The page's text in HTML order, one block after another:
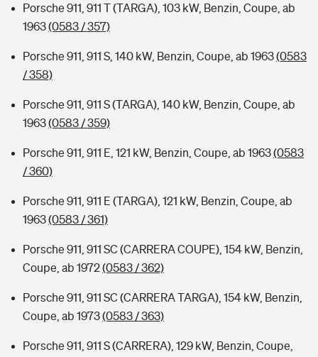
Porsche 911, 911 T (TARGA), 103 kW, Benzin, Coupe, ab
1963(0583 / 357)
Porsche 911, 911 S, 140 kW, Benzin, Coupe, ab 1963(0583
/ 358)
Porsche 911, 911 S (TARGA), 140 kW, Benzin, Coupe, ab
1963(0583 / 359)
Porsche 911, 911 E, 121 kW, Benzin, Coupe, ab 1963(0583
/ 360)
Porsche 911, 911 E (TARGA), 121 kW, Benzin, Coupe, ab
1963(0583 / 361)
Porsche 911, 911 SC (CARRERA COUPE), 154 kW, Benzin,
Coupe, ab 1972(0583 / 362)
Porsche 911, 911 SC (CARRERA TARGA), 154 kW, Benzin,
Coupe, ab 1973(0583 / 363)
Porsche 911, 911 S (CARRERA), 129 kW, Benzin, Coupe,